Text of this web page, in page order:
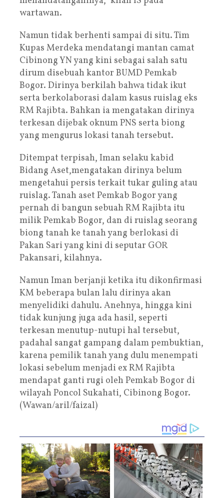
wartawan.
Namun tidak berhenti sampai di situ. Tim
Kupas Merdeka mendatangi mantan camat
Cibinong YN yang kini sebagai salah satu
dirum disebuah kantor BUMD Pemkab
Bogor. Dirinya berkilah bahwa tidak ikut
serta berkolaborasi dalam kasus ruislag eks
RM Rajibta. Bahkan ia mengatakan dirinya
terkesan dijebak oknum PNS serta biong
yang mengurus lokasi tanah tersebut.
Ditempat terpisah, Iman selaku kabid
Bidang Aset,mengatakan dirinya belum
mengetahui persis terkait tukar guling atau
ruislag. Tanah aset Pemkab Bogor yang
pernah di bangun sebuah RM Rajibta itu
milik Pemkab Bogor, dan di ruislag seorang
biong tanah ke tanah yang berlokasi di
Pakan Sari yang kini di seputar GOR
Pakansari, kilahnya.
Namun Iman berjanji ketika itu dikonfirmasi
KM beberapa bulan lalu dirinya akan
menyelidiki dahulu. Anehnya, hingga kini
tidak kunjung juga ada hasil, seperti
terkesan menutup-nutupi hal tersebut,
padahal sangat gampang dalam pembuktian,
karena pemilik tanah yang dulu menempati
lokasi sebelum menjadi ex RM Rajibta
mendapat ganti rugi oleh Pemkab Bogor di
wilayah Poncol Sukahati, Cibinong Bogor.
(Wawan/aril/faizal)